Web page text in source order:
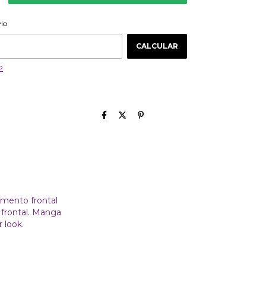
CALCULAR
frontal
Manga
look.